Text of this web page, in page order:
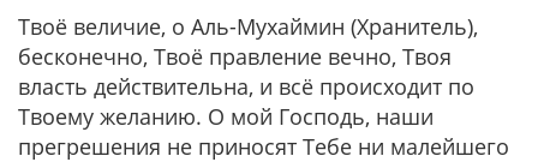
Твоё величие, о Аль-Мухаймин (Хранитель),
бесконечно, Твоё правление вечно, Твоя
власть действительна, и всё происходит по
Твоему желанию. О мой Господь, наши
прегрешения не приносят Тебе ни малейшего